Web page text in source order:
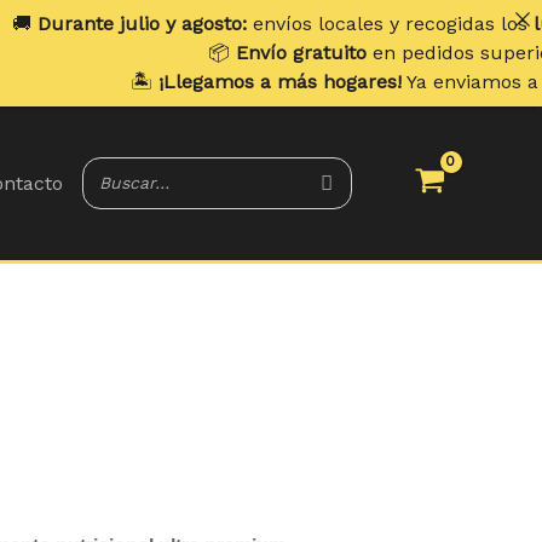
y agosto:envíos locales y recogidas loslunes. Envíos a
Envío gratuitoen pedidos superiores a70 €.
¡Llegamos a más hogares!Ya enviamos aPortugal y